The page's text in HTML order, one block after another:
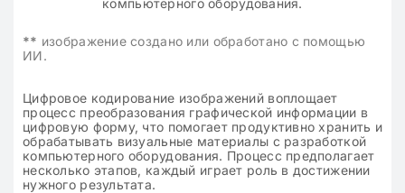
** изображение создано или обработано с помощью
ИИ.
Цифровое кодирование изображений воплощает
процесс преобразования графической информации в
цифровую форму, что помогает продуктивно хранить и
обрабатывать визуальные материалы с разработкой
компьютерного оборудования. Процесс предполагает
несколько этапов, каждый играет роль в достижении
нужного результата.